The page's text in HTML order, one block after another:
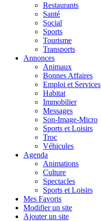
Restaurants
Santé
Social
Sports
Tourisme
Transports
Annonces
Animaux
Bonnes Affaires
Emploi et Services
Habitat
Immobilier
Messages
Son-Image-Micro
Sports et Loisirs
Troc
Véhicules
Agenda
Animations
Culture
Spectacles
Sports et Loisirs
Mes Favoris
Modifier un site
Ajouter un site